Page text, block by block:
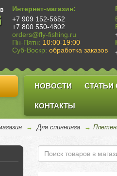
Интернет-магазин:
+7 909 152-5652
+7 800 550-4802
orders@fly-fishing.ru
Пн-Пятн: 10:00-19:00
Суб-Воскр: обработка заказов
НОВОСТИ СТАТЬИ
КОНТАКТЫ
→ Для спиннинга →